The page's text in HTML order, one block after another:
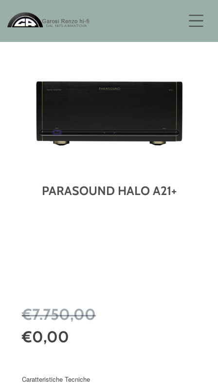
PARASOUND HALO A21+
€7.750,00
€0,00
Caratteristiche Tecniche